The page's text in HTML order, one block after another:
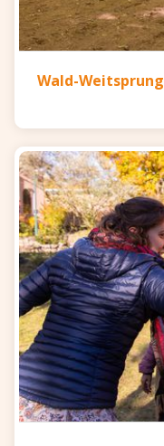
Wald-Weitsprung